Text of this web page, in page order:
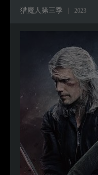
猎魔人第三季 2023